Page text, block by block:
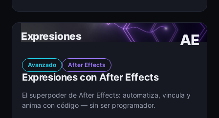
AE
Expresiones
Avanzado After Effects
Expresiones con After Effects
El superpoder de After Effects: automatiza, vincula y
anima con código — sin ser programador.